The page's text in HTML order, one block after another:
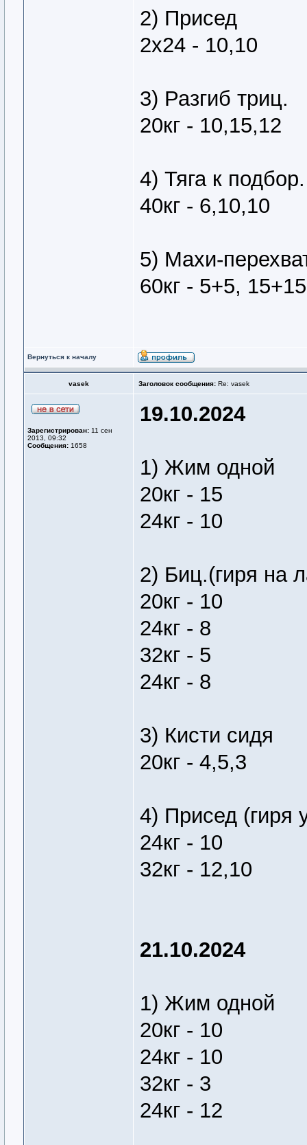
2) Присед
2х24 - 10,10
3) Разгиб триц.
20кг - 10,15,12
4) Тяга к подбор.
40кг - 6,10,10
5) Махи-
60кг - 5+5,
Вернуться к началу
vasek Заголовок сообщения: Re: vasek
Зарегистрирован: 11 сен
2013, 09:32
Сообщения: 1658
19.10.2024
1) Жим одной
20кг - 15
24кг - 10
2) Биц.(гиря на
20кг - 10
24кг - 8
32кг - 5
24кг - 8
3) Кисти сидя
20кг - 4,5,3
4) Присед (гиря
24кг - 10
32кг - 12,10
21.10.2024
1) Жим одной
20кг - 10
24кг - 10
32кг - 3
24кг - 12